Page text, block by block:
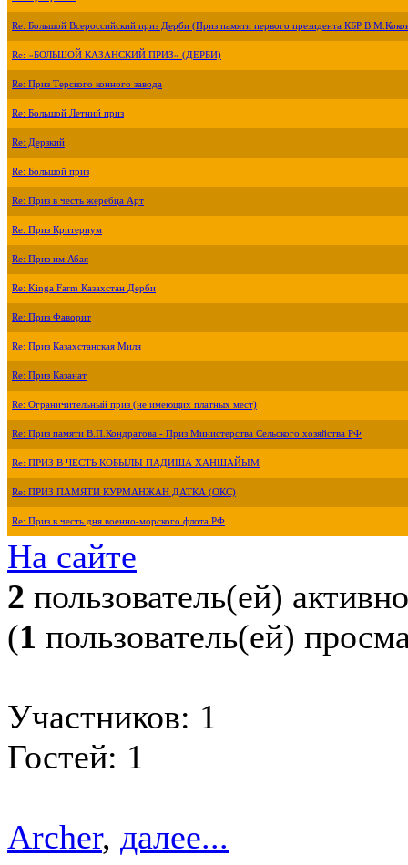
Re: Большой Всероссийский приз Дерби (Приз памяти первого президента КБР
Re: «БОЛЬШОЙ КАЗАНСКИЙ ПРИЗ» (ДЕРБИ)
Re: Приз Терского конного завода
Re: Большой Летний приз
Re: Дерзкий
Re: Большой приз
Re: Приз в честь жеребца Арт
Re: Приз Критериум
Re: Приз им.Абая
Re: Kinga Farm Казахстан Дерби
Re: Приз Фаворит
Re: Приз Казахстанская Миля
Re: Приз Казанат
Re: Ограничительный приз (не имеющих платных мест)
Re: Приз памяти В.П.Кондратова - Приз Министерства Сельского хозяйства РФ
Re: ПРИЗ В ЧЕСТЬ КОБЫЛЫ ПАДИША ХАНШАЙЫМ
Re: ПРИЗ ПАМЯТИ КУРМАНЖАН ДАТКА (ОКС)
Re: Приз в честь дня военно-морского флота РФ
На сайте
2 пользователь(ей) активно
(1 пользователь(ей)
Участников: 1
Гостей: 1
Archer, далее...